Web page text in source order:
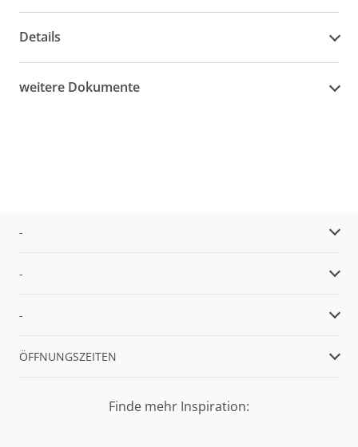
Details
weitere Dokumente
-
-
-
ÖFFNUNGSZEITEN
Finde mehr Inspiration: